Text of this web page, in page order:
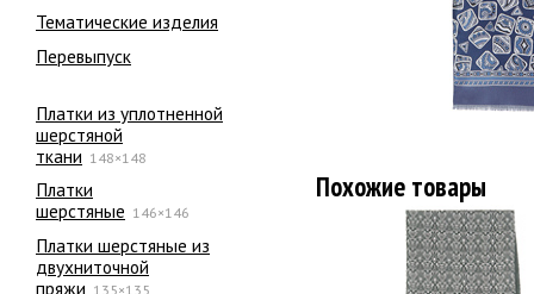
Тематические изделия
Перевыпуск
Платки из уплотненной
шерстяной
ткани 148×148
Платки
шерстяные 146×146
Платки шерстяные из
двухниточной
пряжи 135×135
Похожие товары